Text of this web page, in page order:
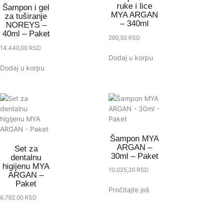
Šampon i gel
za tuširanje
NOREYS –
40ml – Paket
14.440,00 RSD
Dodaj u korpu
ruke i lice
MYA ARGAN
– 340ml
260,50 RSD
Dodaj u korpu
Set za
dentalnu
higijenu MYA
ARGAN –
Paket
6.792,00 RSD
Šampon MYA
ARGAN –
30ml – Paket
10.035,20 RSD
Pročitajte još